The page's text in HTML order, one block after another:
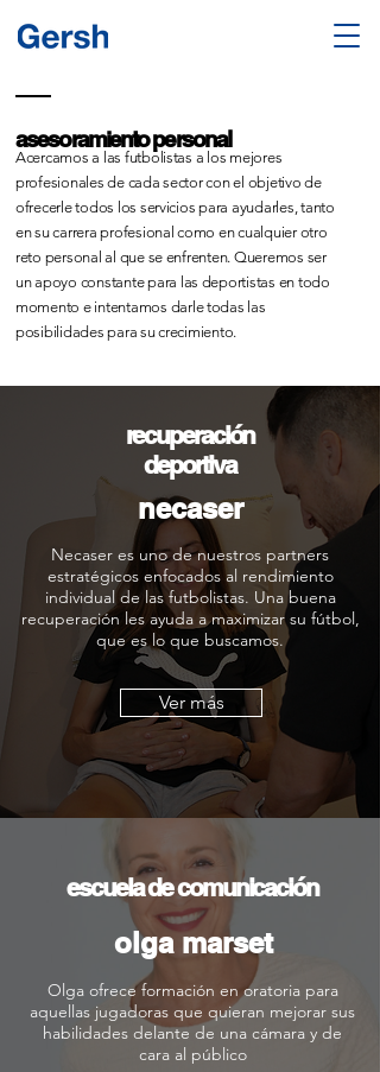
asesoramiento personal
Acercamos a las futbolistas a los mejores
profesionales de cada sector con el objetivo de
ofrecerle todos los servicios para ayudarles, tanto
en su carrera profesional como en cualquier otro
reto personal al que se enfrenten. Queremos ser
un apoyo constante para las deportistas en todo
momento e intentamos darle todas las
posibilidades para su crecimiento.
recuperación
deportiva
necaser
Necaser es uno de nuestros partners
estratégicos enfocados al rendimiento
individual de las futbolistas. Una buena
recuperación les ayuda a maximizar su fútbol,
que es lo que buscamos.
Ver más
escuela de comunicación
olga marset
Olga ofrece formación en oratoria para
aquellas jugadoras que quieran mejorar sus
habilidades delante de una cámara y de
cara al público